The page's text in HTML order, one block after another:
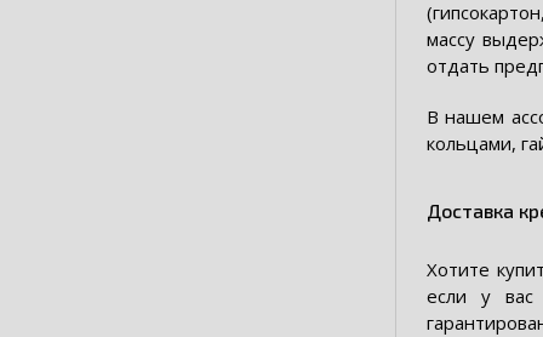
массу
отдать
В нашем
кольцами,
Доставка
Хотите
если у вас